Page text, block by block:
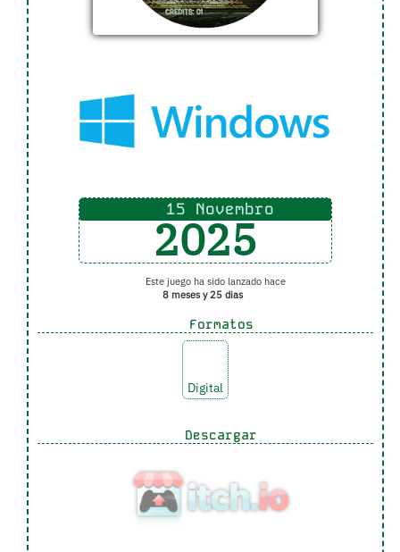
15 Novembro
2025
Este juego ha sido lanzado hace
8 meses y 25 dias
Formatos
Digital
Descargar